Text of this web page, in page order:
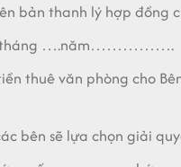
bản thanh lý hợp đồng
…..tháng ….năm…………….
thuê văn phòng cho
bên sẽ lựa chọn giải